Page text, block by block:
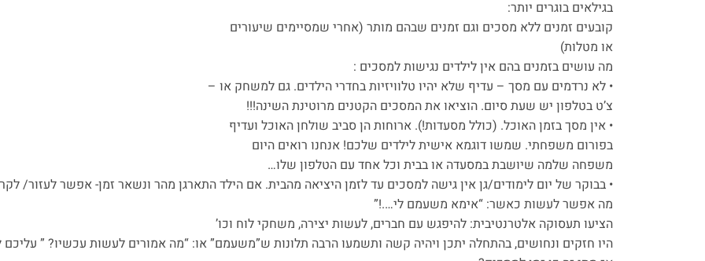
בגילאים בוגרים יותר:
קובעים זמנים ללא מסכים וגם זמנים שבהם מותר (אחרי שמסיימים שיעורים
או מטלות)
מה עושים בזמנים בהם אין לילדים נגישות למסכים :
• לא נרדמים עם מסך – עדיף שלא יהיו טלוויזיות בחדרי הילדים. גם למשחק או –
צ’ט בטלפון יש שעת סיום. הוציאו את המסכים הקטנים מרוטינת השינה!!!
• אין מסך בזמן האוכל. (כולל מסעדות!). ארוחות הן סביב שולחן האוכל ועדיף
בפורום משפחתי. שמשו דוגמא אישית לילדים שלכם! אנחנו רואים היום
משפחה שלמה שיושבת במסעדה או בבית וכל אחד עם הטלפון שלו…
• בבוקר של יום לימודים/גן אין גישה למסכים עד לזמן היציאה מהבית. אם הילד התארגן מהר ונשאר זמן- אפשר לעזור/
מה אפשר לעשות כאשר: “אימא משעמם לי….!”
הציעו תעסוקה אלטרנטיבית: להיפגש עם חברים, לעשות יצירה, משחקי לוח וכו’
היו חזקים ונחושים, בהתחלה יתכן ויהיה קשה ותשמעו הרבה תלונות ש”משעמם” או: “מה אמורים לעשות עכשיו? ”